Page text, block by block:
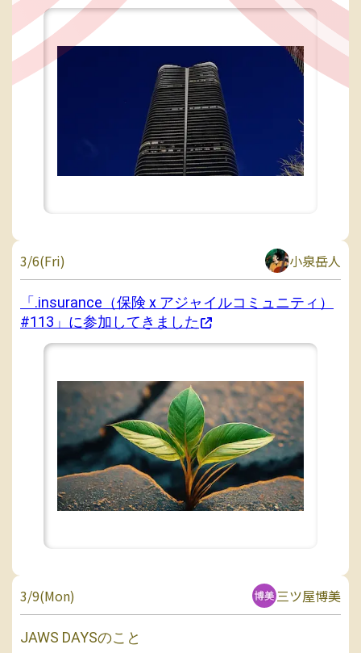
3/6(Fri) 小泉岳人
「.insurance（保険 x アジャイルコミュニティ）
#113」に参加してきました
3/9(Mon) 三ツ屋博美
JAWS DAYSのこと